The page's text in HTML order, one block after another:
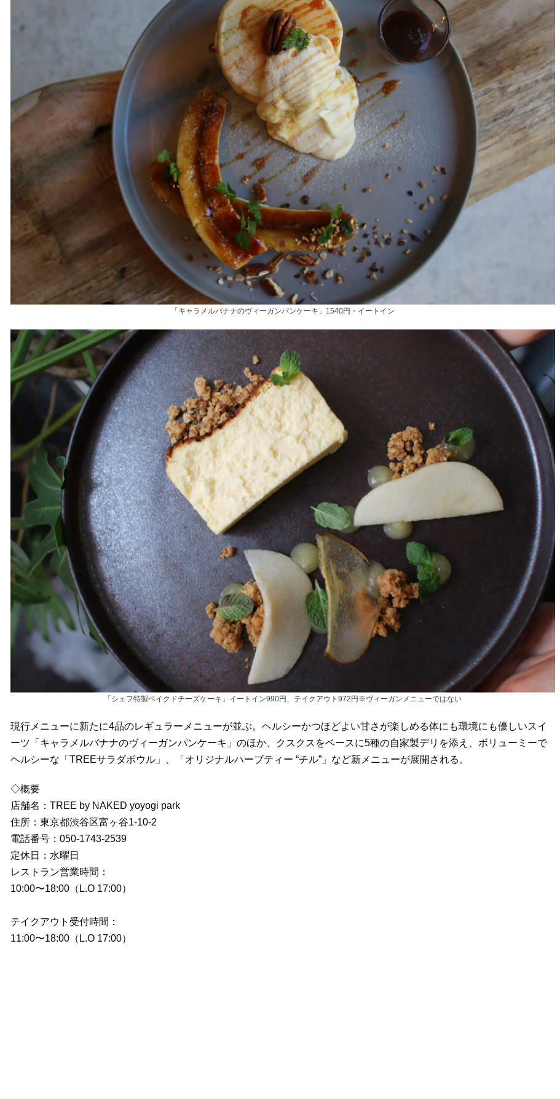
「キャラメルバナナのヴィーガンパンケーキ」1540円・イートイン
「シェフ特製ベイクドチーズケーキ」イートイン990円、テイクアウト972円※ヴィーガンメニューではない
現行メニューに新たに4品のレギュラーメニューが並ぶ。ヘルシーかつほどよい甘さが楽しめる体にも環境にも優しいスイ
ーツ「キャラメルバナナのヴィーガンパンケーキ」のほか、クスクスをベースに5種の自家製デリを添え、ボリューミーで
ヘルシーな「TREEサラダボウル」、「オリジナルハーブティー “チル”」など新メニューが展開される。
◇概要
店舗名：TREE by NAKED yoyogi park
住所：東京都渋谷区富ヶ谷1-10-2
電話番号：050-1743-2539
定休日：水曜日
レストラン営業時間：
10:00〜18:00（L.O 17:00）
テイクアウト受付時間：
11:00〜18:00（L.O 17:00）